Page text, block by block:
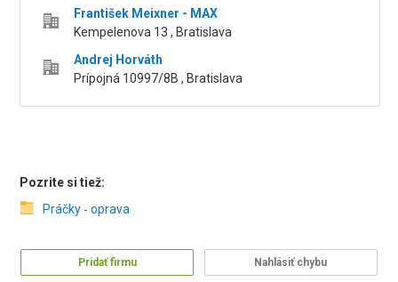
František Meixner - MAX
Kempelenova 13 , Bratislava
Andrej Horváth
Prípojná 10997/8B , Bratislava
Pozrite si tiež:
Práčky ‑ oprava
Pridať firmu Nahlásiť chybu